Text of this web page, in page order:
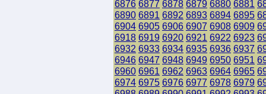
6876 6877 6878 6879 6880 6881
6890 6891 6892 6893 6894 6895
6904 6905 6906 6907 6908 6909
6918 6919 6920 6921 6922 6923
6932 6933 6934 6935 6936 6937
6946 6947 6948 6949 6950 6951
6960 6961 6962 6963 6964 6965
6974 6975 6976 6977 6978 6979